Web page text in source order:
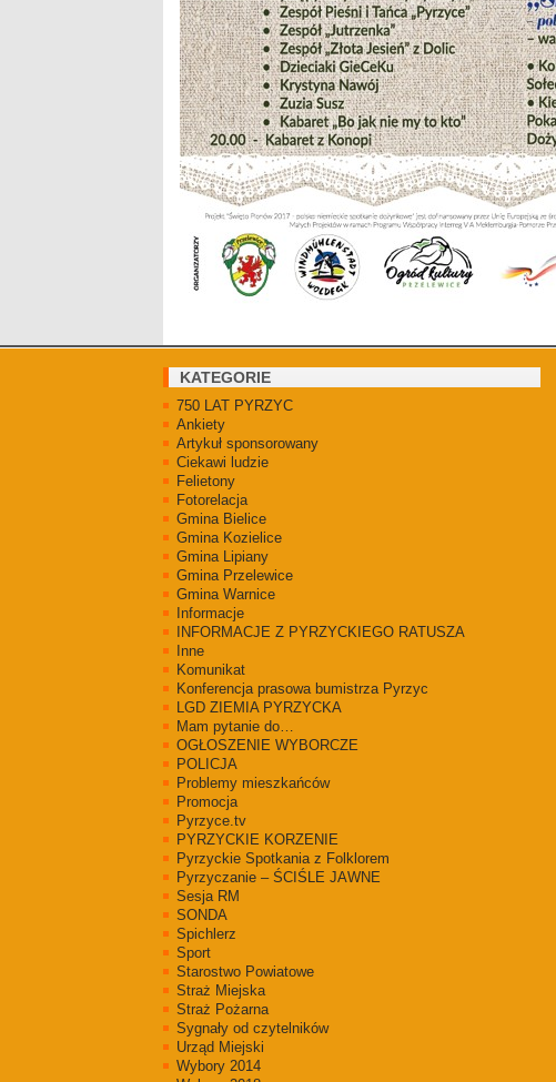
KATEGORIE
750 LAT PYRZYC
Ankiety
Artykuł sponsorowany
Ciekawi ludzie
Felietony
Fotorelacja
Gmina Bielice
Gmina Kozielice
Gmina Lipiany
Gmina Przelewice
Gmina Warnice
Informacje
INFORMACJE Z PYRZYCKIEGO RATUSZA
Inne
Komunikat
Konferencja prasowa bumistrza Pyrzyc
LGD ZIEMIA PYRZYCKA
Mam pytanie do…
OGŁOSZENIE WYBORCZE
POLICJA
Problemy mieszkańców
Promocja
Pyrzyce.tv
PYRZYCKIE KORZENIE
Pyrzyckie Spotkania z Folklorem
Pyrzyczanie – ŚCIŚLE JAWNE
Sesja RM
SONDA
Spichlerz
Sport
Starostwo Powiatowe
Straż Miejska
Straż Pożarna
Sygnały od czytelników
Urząd Miejski
Wybory 2014